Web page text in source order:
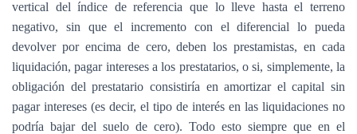
vertical del índice de referencia que lo lleve hasta el terreno
negativo, sin que el incremento con el diferencial lo pueda
devolver por encima de cero, deben los prestamistas, en cada
liquidación, pagar intereses a los prestatarios, o si, simplemente, la
obligación del prestatario consistiría en amortizar el capital sin
pagar intereses (es decir, el tipo de interés en las liquidaciones no
podría bajar del suelo de cero). Todo esto siempre que en el